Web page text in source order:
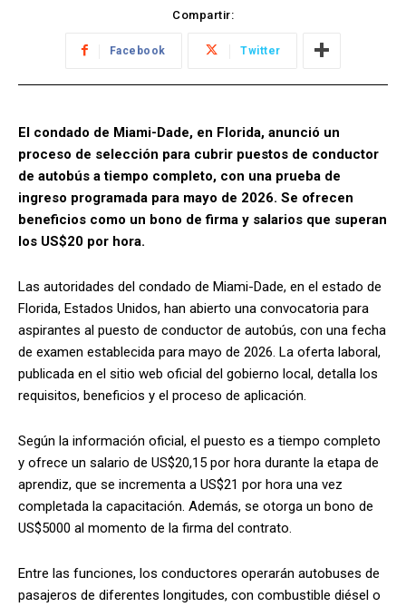
Compartir:
Facebook Twitter
El condado de Miami-Dade, en Florida, anunció un
proceso de selección para cubrir puestos de conductor
de autobús a tiempo completo, con una prueba de
ingreso programada para mayo de 2026. Se ofrecen
beneficios como un bono de firma y salarios que superan
los US$20 por hora.
Las autoridades del condado de Miami-Dade, en el estado de
Florida, Estados Unidos, han abierto una convocatoria para
aspirantes al puesto de conductor de autobús, con una fecha
de examen establecida para mayo de 2026. La oferta laboral,
publicada en el sitio web oficial del gobierno local, detalla los
requisitos, beneficios y el proceso de aplicación.
Según la información oficial, el puesto es a tiempo completo
y ofrece un salario de US$20,15 por hora durante la etapa de
aprendiz, que se incrementa a US$21 por hora una vez
completada la capacitación. Además, se otorga un bono de
US$5000 al momento de la firma del contrato.
Entre las funciones, los conductores operarán autobuses de
pasajeros de diferentes longitudes, con combustible diésel o